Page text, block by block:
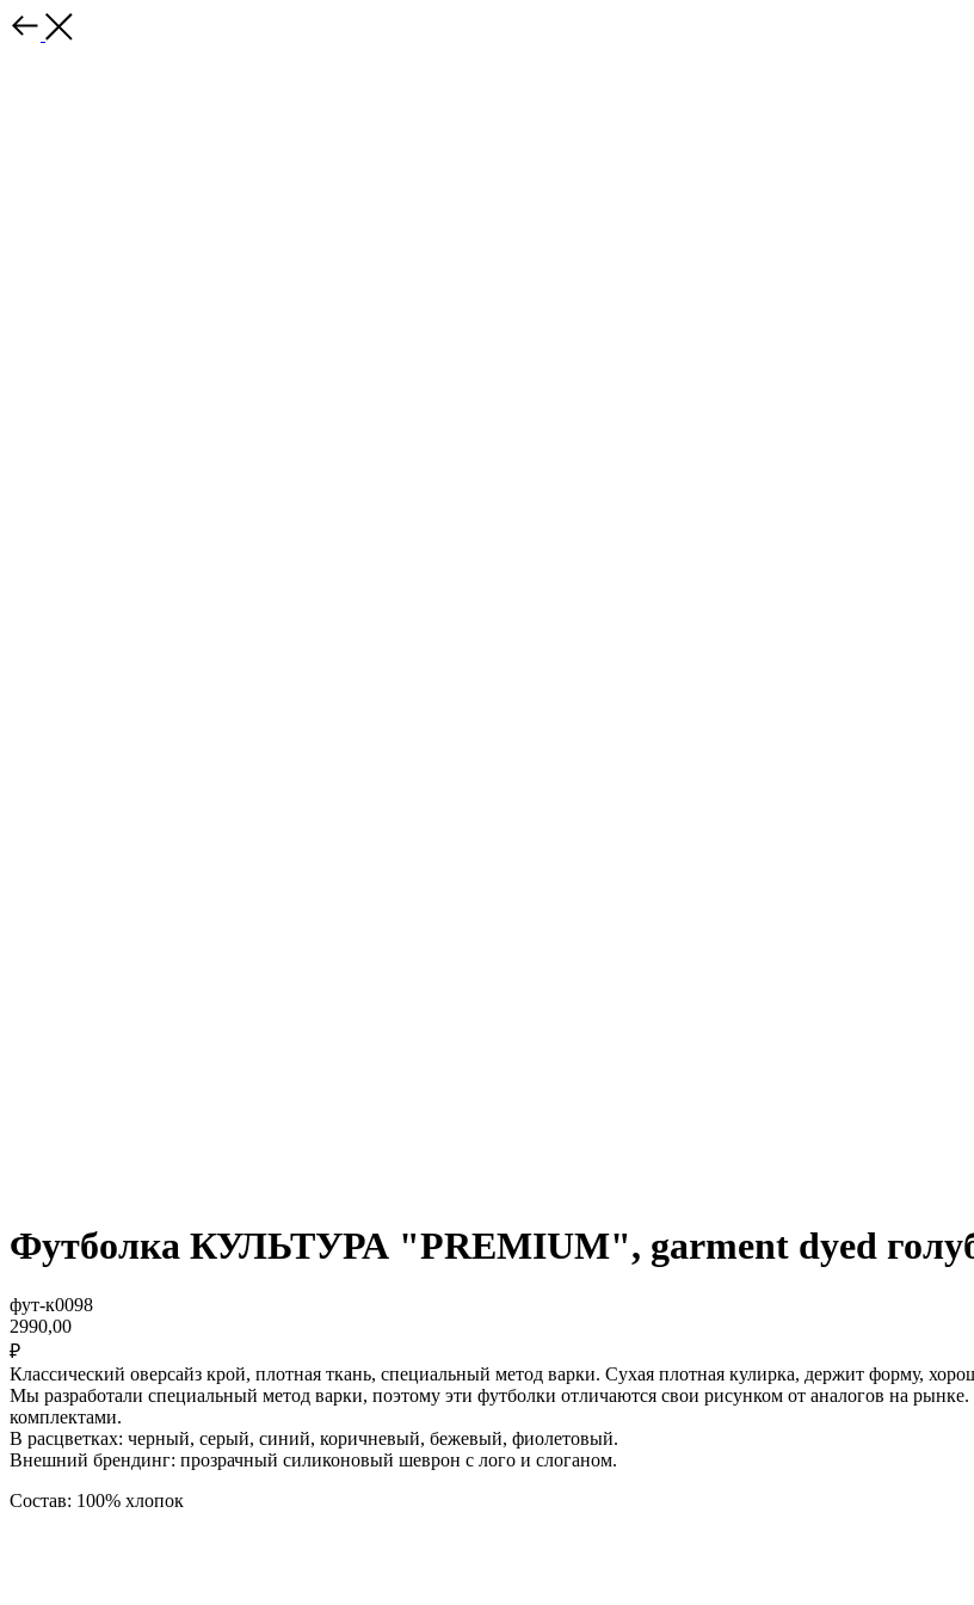
Футболка КУЛЬТУРА "PREMIUM", garment dyed
фут-к0098
2990,00
₽
Классический оверсайз крой, плотная ткань, специальный метод варки. Сухая плотная кулирка, держит форму,
Мы разработали специальный метод варки, поэтому эти футболки отличаются свои рисунком от аналогов на
комплектами.
В расцветках: черный, серый, синий, коричневый, бежевый, фиолетовый.
Внешний брендинг: прозрачный силиконовый шеврон с лого и слоганом.
Состав: 100% хлопок